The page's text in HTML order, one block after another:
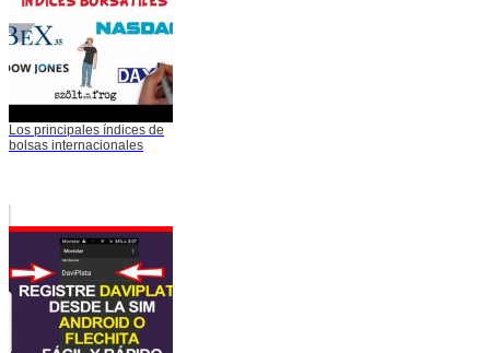
Los principales índices de
bolsas internacionales